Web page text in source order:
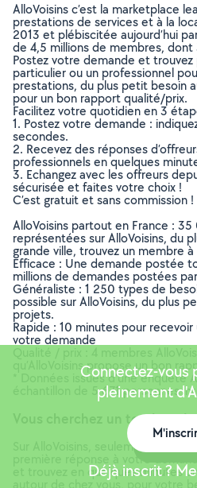
AlloVoisins c’est la marketplace
prestations de services et à la
2013 et plébiscitée aujourd’hui
de 4,5 millions de membres,
Postez votre demande et
particulier ou un professionnel
prestations, du plus petit besoin
pour un bon rapport qualité/prix.
Facilitez votre quotidien en 3
1. Postez votre demande :
secondes.
2. Recevez des réponses
professionnels en quelques
3. Echangez avec les offreurs
sécurisée et faites votre choix !
C’est gratuit et sans commission !
AlloVoisins partout en France :
représentées sur AlloVoisins, du
grande ville, trouvez un membre
Efficace : Une demande postée
millions de demandes postées
Généraliste : 1 250 types de
possible sur AlloVoisins, du plus
projets.
Rapide : 10 minutes pour
votre demande
qu’AlloVoisins propose un bon
* Données issues d’une enquête
échantillon de 5 671 personnes
Vous cherchez un tondeur
Sur AlloVoisins, seulement 10
et trouvez en quelques minutes
autour de chez vous, pour votre
Connectez-vous
pleinement
Déjà inscrit ?